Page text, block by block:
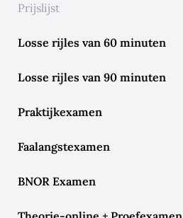
Prijslijst
Losse rijles van 60 minuten
Losse rijles van 90 minuten
Praktijkexamen
Faalangstexamen
BNOR Examen